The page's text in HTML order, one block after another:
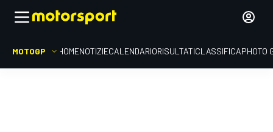
MOTOGP HOMENOTIZIECALENDARIORISULTATICLASSIFICAPHOTO